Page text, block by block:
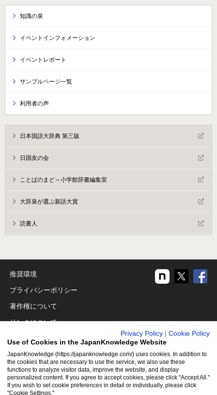
知識の泉
イベントインフォメーション
イベントレポート
サンプルページ一覧
利用者の声
日本国語大辞典 第三版
日国友の会
ことばのまど～小学館辞書編集室
大辞泉が選ぶ新語大賞
読書人
推奨環境
プライバシーポリシー
著作権について
リンクについて
免責事項
運営会社
アクセシビリティ対応
クッキーポリシー
Privacy Policy
Cookie Policy
Use of Cookies in the JapanKnowledge Website
JapanKnowledge (https://japanknowledge.com/) uses cookies. In addition to
the cookies that are necessary to use the service, we also use these
functions to analyze visitor data, improve the website, and display
personalized content. If you agree to accept cookies, please click "Accept All."
If you wish to set cookie preferences in detail or individually, please click
"Cookie Settings."